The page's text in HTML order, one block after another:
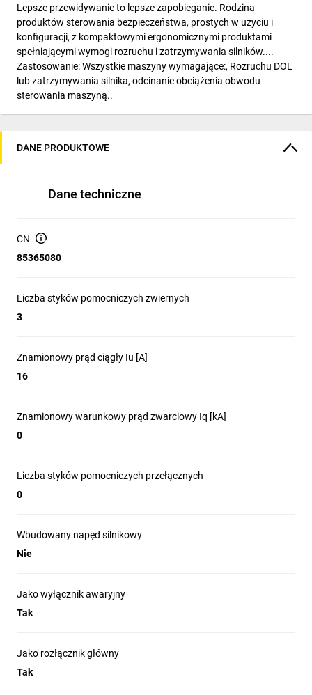
Lepsze przewidywanie to lepsze zapobieganie. Rodzina
produktów sterowania bezpieczeństwa, prostych w użyciu i
konfiguracji, z kompaktowymi ergonomicznymi produktami
spełniającymi wymogi rozruchu i zatrzymywania silników....
Zastosowanie: Wszystkie maszyny wymagające:, Rozruchu DOL
lub zatrzymywania silnika, odcinanie obciążenia obwodu
sterowania maszyną..
DANE PRODUKTOWE
Dane techniczne
CN
85365080
Liczba styków pomocniczych zwiernych
3
Znamionowy prąd ciągły Iu [A]
16
Znamionowy warunkowy prąd zwarciowy Iq [kA]
0
Liczba styków pomocniczych przełącznych
0
Wbudowany napęd silnikowy
Nie
Jako wyłącznik awaryjny
Tak
Jako rozłącznik główny
Tak